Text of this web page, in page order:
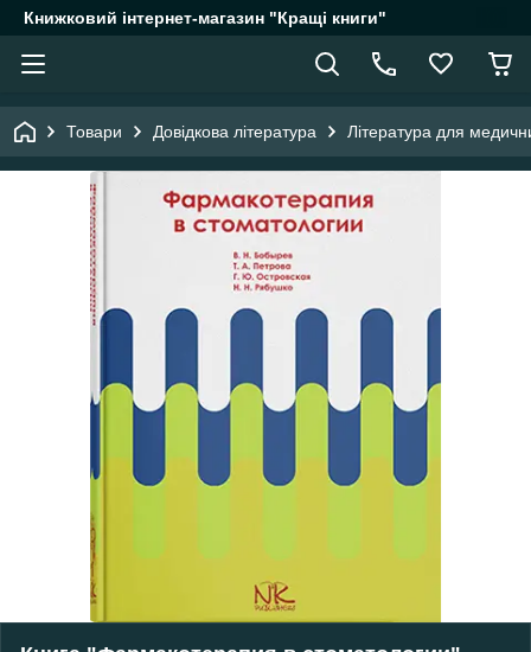
Книжковий інтернет-магазин "Кращі книги"
Товари Довідкова література Література для